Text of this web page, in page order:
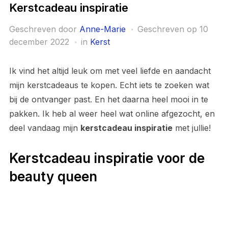
Kerstcadeau inspiratie
Geschreven door Anne-Marie Geschreven op 10
december 2022
in Kerst
Ik vind het altijd leuk om met veel liefde en aandacht
mijn kerstcadeaus te kopen. Echt iets te zoeken wat
bij de ontvanger past. En het daarna heel mooi in te
pakken. Ik heb al weer heel wat online afgezocht, en
deel vandaag mijn kerstcadeau inspiratiemet jullie!
Kerstcadeau inspiratie voor de
beauty queen